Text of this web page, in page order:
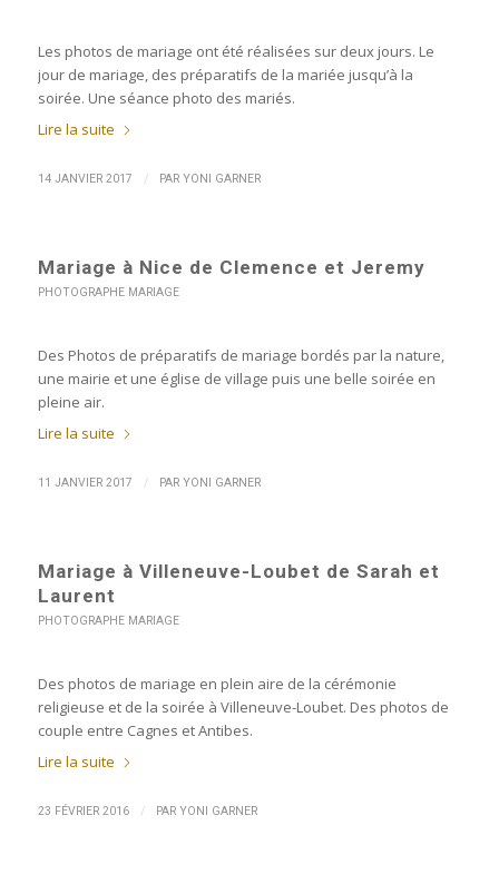
Les photos de mariage ont été réalisées sur deux jours. Le
jour de mariage, des préparatifs de la mariée jusqu’à la
soirée. Une séance photo des mariés.
Lire la suite
14 JANVIER 2017 / PAR YONI GARNER
Mariage à Nice de Clemence et Jeremy
PHOTOGRAPHE MARIAGE
Des Photos de préparatifs de mariage bordés par la nature,
une mairie et une église de village puis une belle soirée en
pleine air.
Lire la suite
11 JANVIER 2017 / PAR YONI GARNER
Mariage à Villeneuve-Loubet de Sarah et
Laurent
PHOTOGRAPHE MARIAGE
Des photos de mariage en plein aire de la cérémonie
religieuse et de la soirée à Villeneuve-Loubet. Des photos de
couple entre Cagnes et Antibes.
Lire la suite
23 FÉVRIER 2016 / PAR YONI GARNER